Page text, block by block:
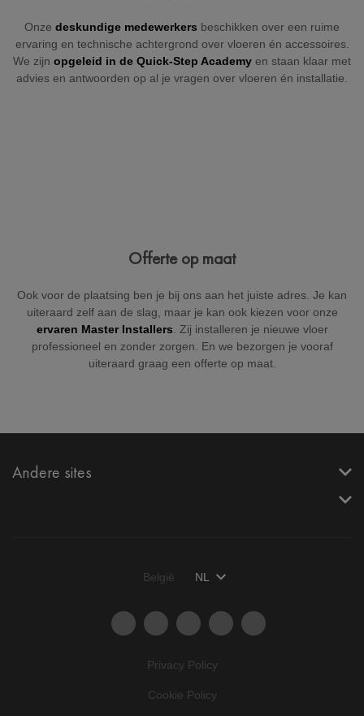
Onze deskundige medewerkers beschikken over een ruime
ervaring en technische achtergrond over vloeren én accessoires.
We zijn opgeleid in de Quick-Step Academy en staan klaar met
advies en antwoorden op al je vragen over vloeren én installatie.
Offerte op maat
Ook voor de plaatsing ben je bij ons aan het juiste adres. Je kan
uiteraard zelf aan de slag, maar je kan ook kiezen voor onze
ervaren Master Installers . Zij installeren je nieuwe vloer
professioneel en zonder zorgen. En we bezorgen je vooraf
uiteraard graag een offerte op maat.
Andere sites
Privacy Policy
Cookie Policy
België NL